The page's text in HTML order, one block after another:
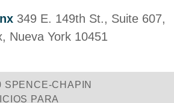
349 E. 149th St., Suite 607,
Nueva York 10451
SPENCE-CHAPIN
PARA